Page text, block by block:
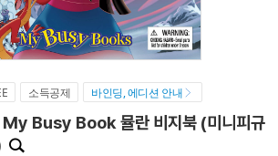
소득공제 바인딩, 에디션 안내
Busy Book 뮬란 비지북 (미니피규